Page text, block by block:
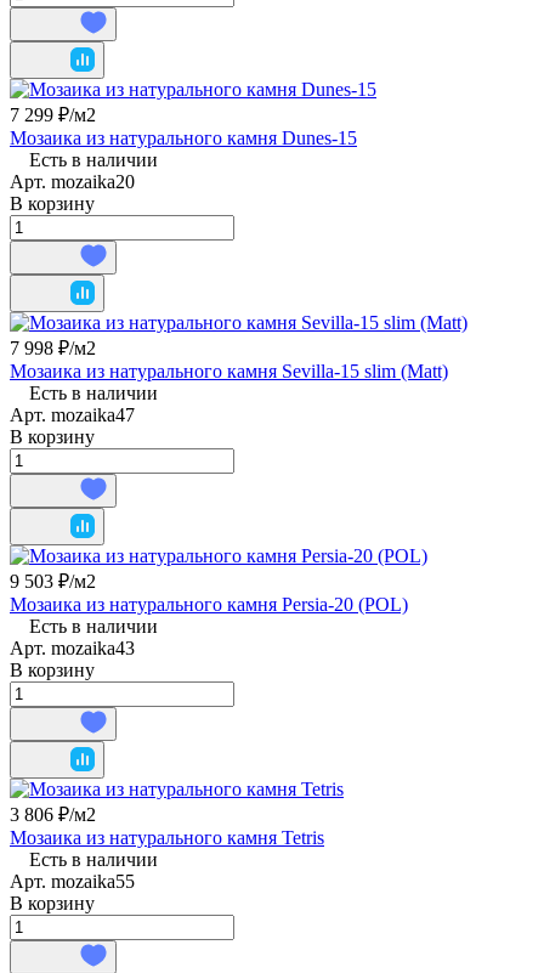
7 299 ₽/м2
Мозаика из натурального камня Dunes-15
Есть в наличии
Арт. mozaika20
В корзину
7 998 ₽/м2
Мозаика из натурального камня Sevilla-15 slim (Matt)
Есть в наличии
Арт. mozaika47
В корзину
9 503 ₽/м2
Мозаика из натурального камня Persia-20 (POL)
Есть в наличии
Арт. mozaika43
В корзину
3 806 ₽/м2
Мозаика из натурального камня Tetris
Есть в наличии
Арт. mozaika55
В корзину